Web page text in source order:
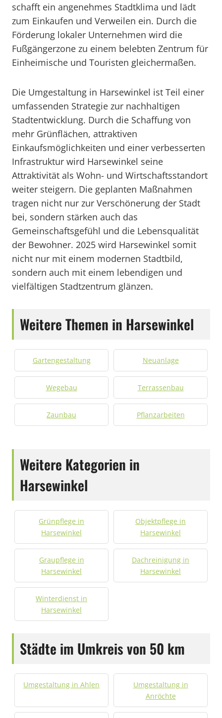
schafft ein angenehmes Stadtklima und lädt
zum Einkaufen und Verweilen ein. Durch die
Förderung lokaler Unternehmen wird die
Fußgängerzone zu einem belebten Zentrum für
Einheimische und Touristen gleichermaßen.
Die Umgestaltung in Harsewinkel ist Teil einer
umfassenden Strategie zur nachhaltigen
Stadtentwicklung. Durch die Schaffung von
mehr Grünflächen, attraktiven
Einkaufsmöglichkeiten und einer verbesserten
Infrastruktur wird Harsewinkel seine
Attraktivität als Wohn- und Wirtschaftsstandort
weiter steigern. Die geplanten Maßnahmen
tragen nicht nur zur Verschönerung der Stadt
bei, sondern stärken auch das
Gemeinschaftsgefühl und die Lebensqualität
der Bewohner. 2025 wird Harsewinkel somit
nicht nur mit einem modernen Stadtbild,
sondern auch mit einem lebendigen und
vielfältigen Stadtzentrum glänzen.
Weitere Themen in Harsewinkel
Gartengestaltung Neuanlage
Wegebau Terrassenbau
Zaunbau Pflanzarbeiten
Weitere Kategorien in
Harsewinkel
Grünpflege in
Harsewinkel
Objektpflege in
Harsewinkel
Graupflege in
Harsewinkel
Dachreinigung in
Harsewinkel
Winterdienst in
Harsewinkel
Städte im Umkreis von 50 km
Umgestaltung in Ahlen
Umgestaltung in
Anröchte